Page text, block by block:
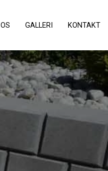
GALLERI KONTAKT